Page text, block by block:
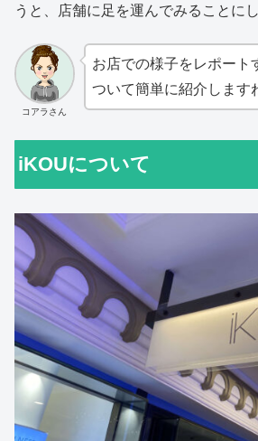
うと、店舗に足を運んでみることにし
コアラさん
お店での様子をレポート
ついて簡単に紹介します
iKOUについて